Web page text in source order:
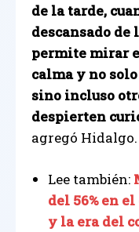
de la tarde,
descansado
permite mirar
calma y no
sino incluso
despierten
agregó Hidalgo.
Lee también:
del 56% en
y la era del